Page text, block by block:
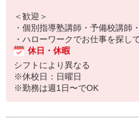
＜歓迎＞
・個別指導塾講師・予備校講師
・ハローワークでお仕事を探し
休日・休暇
シフトにより異なる
※休校日：日曜日
※勤務は週1日〜でOK